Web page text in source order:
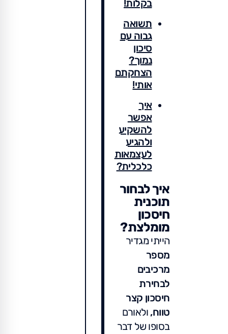
בקלות!
תשואה
גבוה עם
סיכון
נמוך?
הצחקתם
אותי!
איך
אפשר
להשקיע
ולהגיע
לעצמאות
כלכלית?
איך לבחור
תוכנית
חיסכון
מומלצת?
הייתי מגדיר
מספר
מרכיבים
לבחירת
חיסכון קצר
טווח, ולאורם
בסופו של דבר